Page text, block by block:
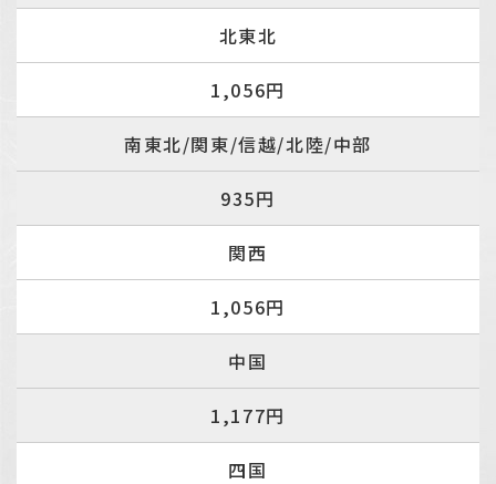
北東北
1,056円
南東北/関東/信越/北陸/中部
935円
関西
1,056円
中国
1,177円
四国